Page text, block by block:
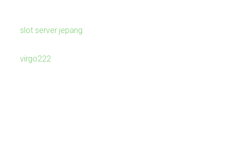
slot server jepang
virgo222